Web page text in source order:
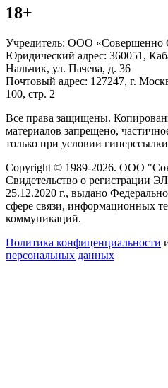
18+
Учредитель: ООО «Совершенно
Юридический адрес: 360051,
Нальчик, ул. Пачева, д. 36
Почтовый адрес: 127247, г.
100, стр. 2
Все права защищены.
материалов запрещено,
только при условии
Copyright © 1989-2026. ООО
Свидетельство о регистрации
25.12.2020 г., выдано
сфере связи, информационных
коммуникаций.
Политика конфиценциальности
персональных данных